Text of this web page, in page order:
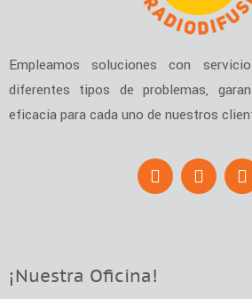
Empleamos soluciones con
diferentes tipos de problemas,
eficacia para cada uno de nuestros
¡Nuestra Oficina!